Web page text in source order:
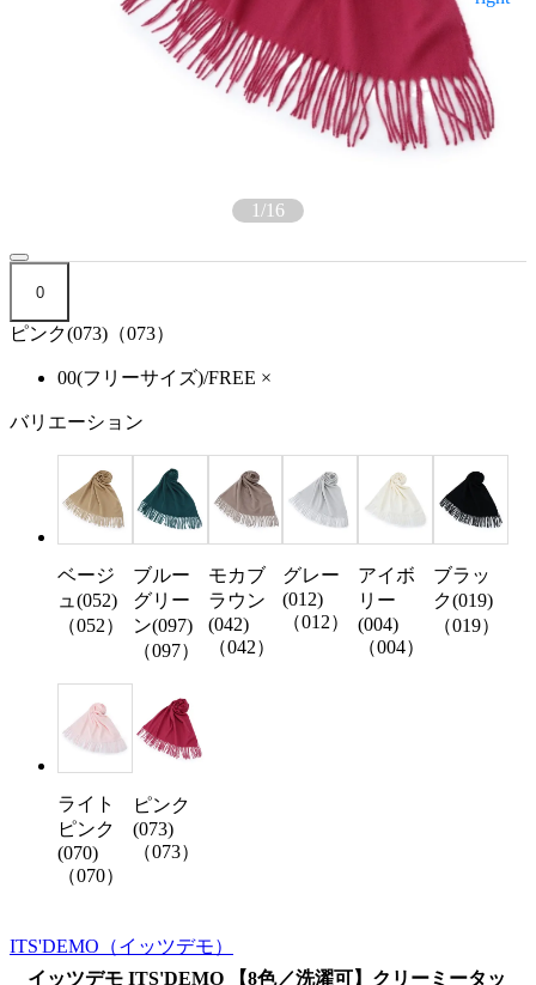
1/16
0
ピンク(073)（073）
00(フリーサイズ)/FREE ×
バリエーション
ベージ
ュ(052)
（052）
ブルー
グリー
ン(097)
（097）
モカブ
ラウン
(042)
（042）
グレー
(012)
（012）
アイボ
リー
(004)
（004）
ブラッ
ク(019)
（019）
ライト
ピンク
(070)
（070）
ピンク
(073)
（073）
ITS'DEMO （イッツデモ）
イッツデモ ITS'DEMO 【8色／洗濯可】クリーミータッ